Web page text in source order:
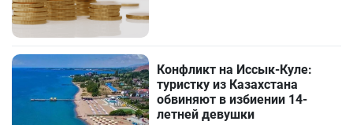
Конфликт на Иссык-Куле:
туристку из Казахстана
обвиняют в избиении 14-
летней девушки